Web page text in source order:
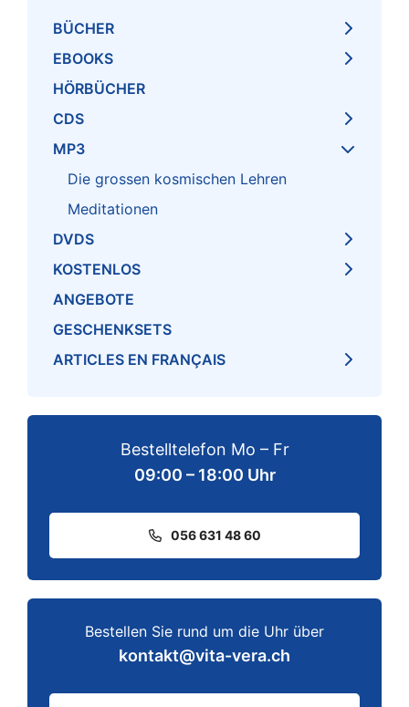
BÜCHER
EBOOKS
HÖRBÜCHER
CDS
MP3
Die grossen kosmischen Lehren
Meditationen
DVDS
KOSTENLOS
ANGEBOTE
GESCHENKSETS
ARTICLES EN FRANÇAIS
Bestelltelefon Mo – Fr
09:00 – 18:00 Uhr
056 631 48 60
Bestellen Sie rund um die Uhr über
kontakt@vita-vera.ch